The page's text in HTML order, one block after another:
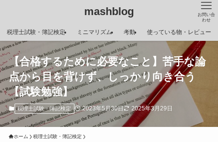
mashblog お問い合
わせ
税理士試験・簿記検定 ミニマリズム 考動 使っている物・レビュー
【合格するために必要なこと】苦手な論
点から目を背けず、しっかり向き合う
【試験勉強】
税理士試験・簿記検定 2023年5月30日 2025年3月29日
ホーム 税理士試験・簿記検定